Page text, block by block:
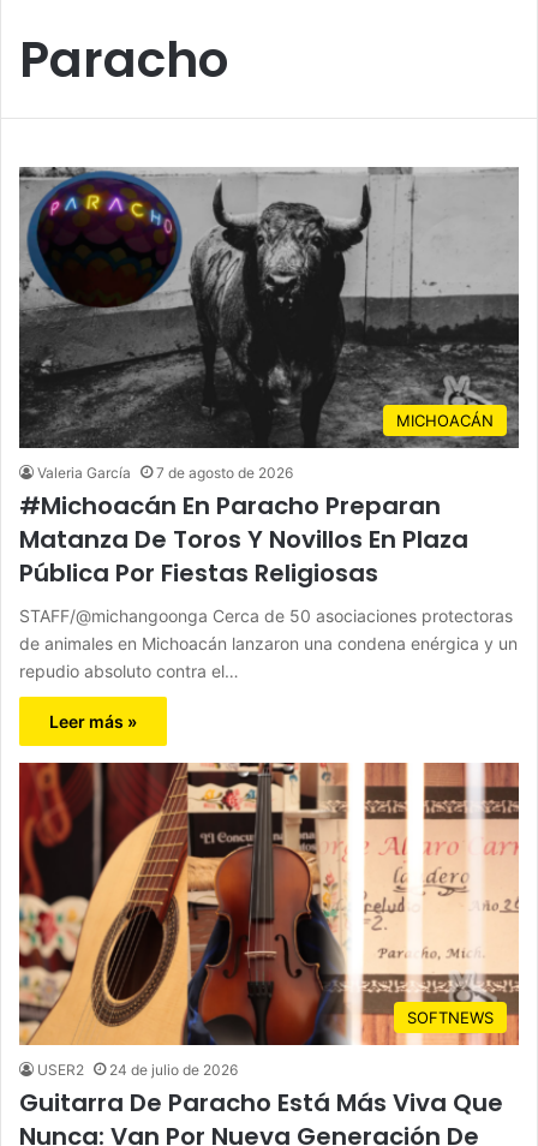
Paracho
MICHOACÁN
Valeria García 7 de agosto de 2026
#Michoacán En Paracho Preparan
Matanza De Toros Y Novillos En Plaza
Pública Por Fiestas Religiosas
STAFF/@michangoonga Cerca de 50 asociaciones protectoras
de animales en Michoacán lanzaron una condena enérgica y un
repudio absoluto contra el…
Leer más »
SOFTNEWS
USER2 24 de julio de 2026
Guitarra De Paracho Está Más Viva Que
Nunca: Van Por Nueva Generación De